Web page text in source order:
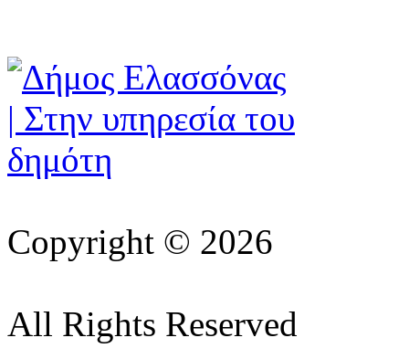
Copyright © 2026
All Rights Reserved